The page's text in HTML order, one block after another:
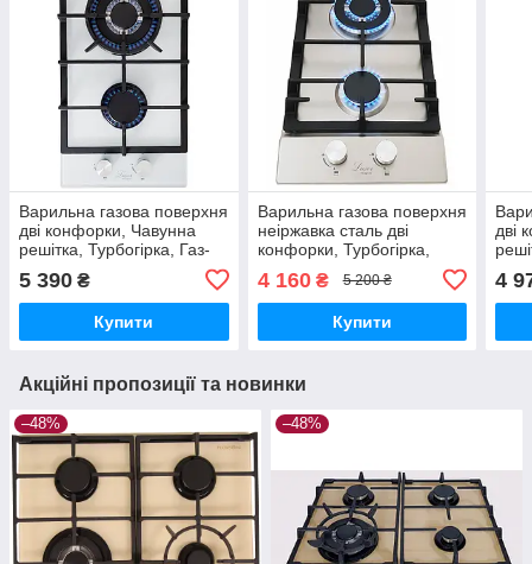
Варильна газова поверхня
дві конфорки, Чавунна
решітка, Турбогірка, Газ-
контроль, Німеччина Luxor
PGM W
5 390 ₴
Купити
Варильна газова поверхня
неіржавка сталь дві
конфорки, Турбогірка,
Газконтроль, Німеччина
Luxor PGM SS
4 160₴ 5 200 ₴
Купити
дві
4
Акційні пропозиції та новинки
–48% –48%